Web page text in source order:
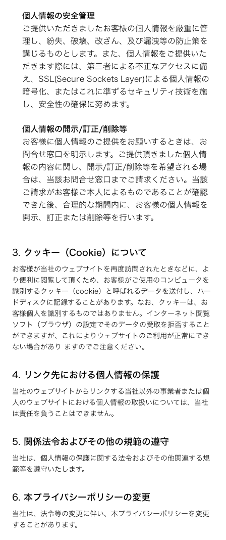
個人情報の安全管理
ご提供いただきましたお客様の個人情報を厳重に管
理し、紛失、破壊、改ざん、及び漏洩等の防止策を
講じるものとします。また、個人情報をご提供いた
だきます際には、第三者による不正なアクセスに備
え、SSL(Secure Sockets Layer)による個人情報の
暗号化、またはこれに準ずるセキュリティ技術を施
し、安全性の確保に努めます。
個人情報の開示/訂正/削除等
お客様に個人情報のご提供をお願いするときは、お
問合せ窓口を明示します。ご提供頂きました個人情
報の内容に関し、開示/訂正/削除等を希望される場
合は、当該お問合せ窓口までご請求ください。当該
ご請求がお客様ご本人によるものであることが確認
できた後、合理的な期間内に、お客様の個人情報を
開示、訂正または削除等を行います。
3. クッキー（Cookie）について
お客様が当社のウェブサイトを再度訪問されたときなどに、よ
り便利に閲覧して頂くため、お客様がご使用のコンピュータを
識別するクッキー（cookie）と呼ばれるデータを送付し、ハー
ドディスクに記録することがあります。なお、クッキーは、お
客様個人を識別するものではありません。インターネット閲覧
ソフト（ブラウザ）の設定でそのデータの受取を拒否すること
ができますが、これによりウェブサイトのご利用が正常にでき
ない場合があり ますのでご注意ください。
4. リンク先における個人情報の保護
当社のウェブサイトからリンクする当社以外の事業者または個
人のウェブサイトにおける個人情報の取扱いについては、当社
は責任を負うことはできません。
5. 関係法令およびその他の規範の遵守
当社は、個人情報の保護に関する法令およびその他関連する規
範等を遵守いたします。
6. 本プライバシーポリシーの変更
当社は、法令等の変更に伴い、本プライバシーポリシーを変更
することがあります。